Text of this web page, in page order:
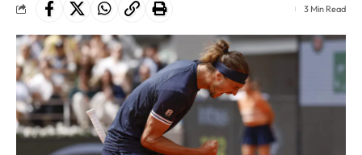
3 Min Read